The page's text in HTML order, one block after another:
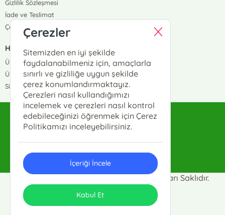
Gizlilik Sözleşmesi
İade ve Teslimat
Çerez Politikası
HIZLI ERİŞİM
Üye Ol
Üye Giriş
Sipariş Takip
sahhaflar@sahhaflar.com
0(212)512-62-63
Sahhaflar Kitap Sarayı © 2025 Tüm Hakları Saklıdır.
Tasarım & Uygulama
Çerezler
Sitemizden en iyi şekilde
faydalanabilmeniz için, amaçlarla
sınırlı ve gizliliğe uygun şekilde
çerez konumlandırmaktayız.
Çerezleri nasıl kullandığımızı
incelemek ve çerezleri nasıl kontrol
edebileceğinizi öğrenmek için Çerez
Politikamızı inceleyebilirsiniz.
İçeriği İncele
Kabul Et